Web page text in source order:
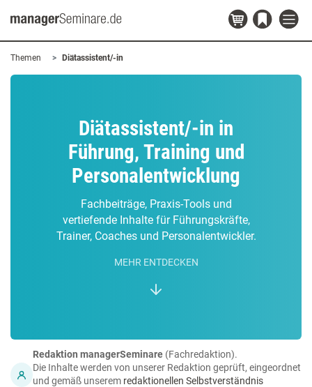
Themen Diätassistent/-in
Diätassistent/-in in
Führung, Training und
Personalentwicklung
Fachbeiträge, Praxis-Tools und
vertiefende Inhalte für Führungskräfte,
Trainer, Coaches und Personalentwickler.
MEHR ENTDECKEN
Redaktion managerSeminare (Fachredaktion).
Die Inhalte werden von unserer Redaktion geprüft, eingeordnet
und gemäß unserem redaktionellen Selbstverständnis